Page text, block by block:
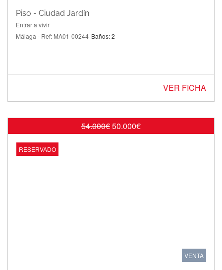
Piso - Ciudad Jardín
Entrar a vivir
Málaga - Ref: MA01-00244 Baños: 2
VER FICHA
54.000€50.000€
OFERTA
RESERVADO
VENTA